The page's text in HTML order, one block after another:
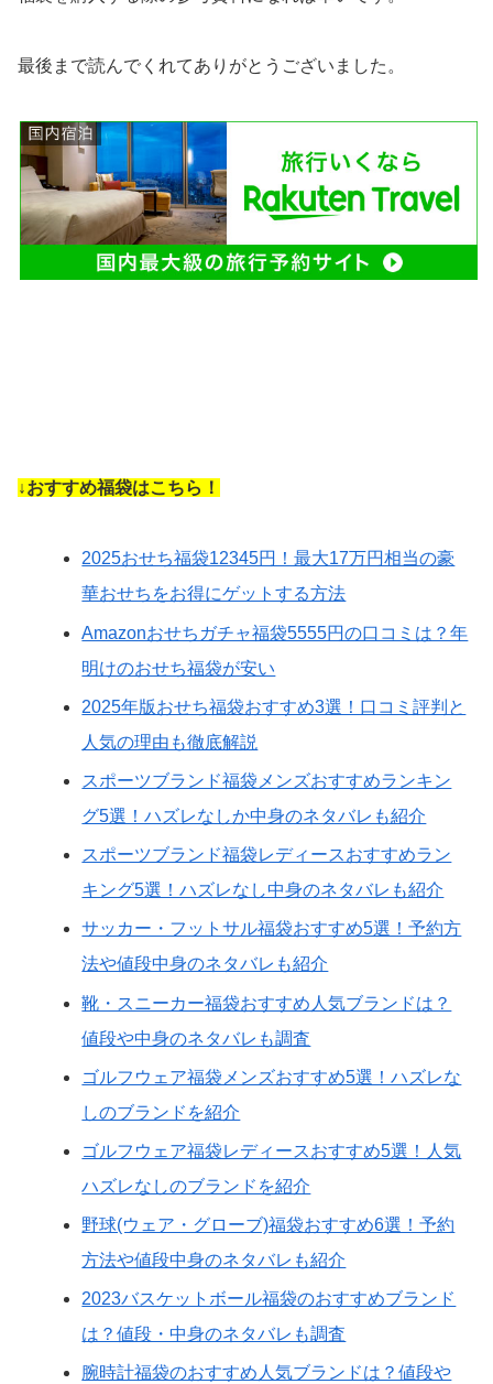
最後まで読んでくれてありがとうございました。
↓おすすめ福袋はこちら！
2025おせち福袋12345円！最大17万円相当の豪
華おせちをお得にゲットする方法
Amazonおせちガチャ福袋5555円の口コミは？年
明けのおせち福袋が安い
2025年版おせち福袋おすすめ3選！口コミ評判と
人気の理由も徹底解説
スポーツブランド福袋メンズおすすめランキン
グ5選！ハズレなしか中身のネタバレも紹介
スポーツブランド福袋レディースおすすめラン
キング5選！ハズレなし中身のネタバレも紹介
サッカー・フットサル福袋おすすめ5選！予約方
法や値段中身のネタバレも紹介
靴・スニーカー福袋おすすめ人気ブランドは？
値段や中身のネタバレも調査
ゴルフウェア福袋メンズおすすめ5選！ハズレな
しのブランドを紹介
ゴルフウェア福袋レディースおすすめ5選！人気
ハズレなしのブランドを紹介
野球(ウェア・グローブ)福袋おすすめ6選！予約
方法や値段中身のネタバレも紹介
2023バスケットボール福袋のおすすめブランド
は？値段・中身のネタバレも調査
腕時計福袋のおすすめ人気ブランドは？値段や